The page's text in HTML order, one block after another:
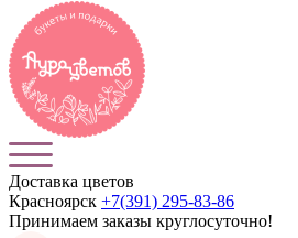
Доставка цветов
Красноярск +7(391) 295-83-86
Принимаем заказы круглосуточно!